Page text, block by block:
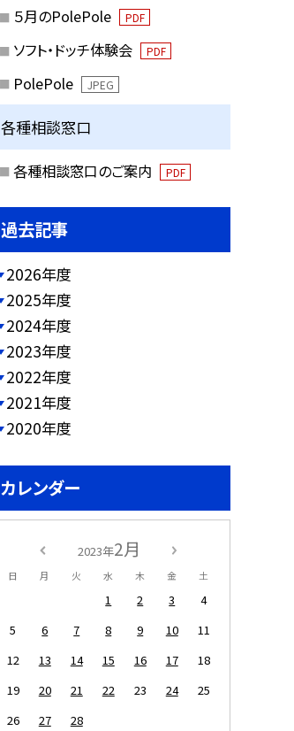
５月のPolePole PDF
ソフト・ドッチ体験会 PDF
PolePole JPEG
各種相談窓口
各種相談窓口のご案内 PDF
過去記事
2026年度
2025年度
2024年度
2023年度
2022年度
2021年度
2020年度
カレンダー
2023年2月
日 月 火 水 木 金 土
1 2 3
4
5
6 7 8 9 10
11
12
13 14 15 16 17
18
19
20 21 22 23 24
25
26
27 28